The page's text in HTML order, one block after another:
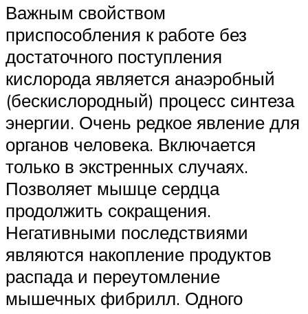
Важным свойством
приспособления к работе без
достаточного поступления
кислорода является анаэробный
(бескислородный) процесс синтеза
энергии. Очень редкое явление для
органов человека. Включается
только в экстренных случаях.
Позволяет мышце сердца
продолжить сокращения.
Негативными последствиями
являются накопление продуктов
распада и переутомление
мышечных фибрилл. Одного